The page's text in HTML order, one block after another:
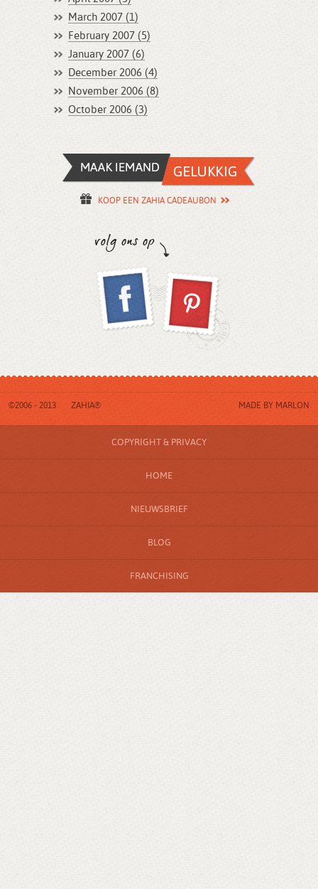
March 2007 (1)
February 2007 (5)
January 2007 (6)
December 2006 (4)
November 2006 (8)
October 2006 (3)
KOOP EEN ZAHIA CADEAUBON
©2006 - 2013 ZAHIA® MADE BY MARLON
COPYRIGHT & PRIVACY
HOME
NIEUWSBRIEF
BLOG
FRANCHISING